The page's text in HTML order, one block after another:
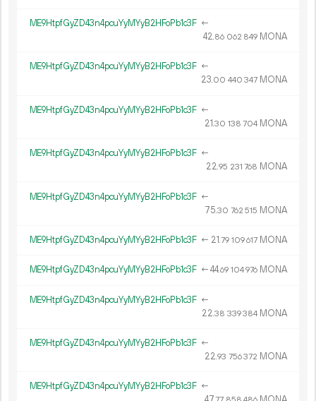
ME9HtpfGyZD43n4pcuYyMYyB2HFoPb1c3F ←
42.86 062 849 MONA
ME9HtpfGyZD43n4pcuYyMYyB2HFoPb1c3F ←
23.00 440 347 MONA
ME9HtpfGyZD43n4pcuYyMYyB2HFoPb1c3F ←
21.30 138 704 MONA
ME9HtpfGyZD43n4pcuYyMYyB2HFoPb1c3F ←
22.95 231 768 MONA
ME9HtpfGyZD43n4pcuYyMYyB2HFoPb1c3F ←
75.30 762 515 MONA
ME9HtpfGyZD43n4pcuYyMYyB2HFoPb1c3F ← 21.79 109617 MONA
ME9HtpfGyZD43n4pcuYyMYyB2HFoPb1c3F ←44.69 104976 MONA
ME9HtpfGyZD43n4pcuYyMYyB2HFoPb1c3F ←
22.38 339384 MONA
ME9HtpfGyZD43n4pcuYyMYyB2HFoPb1c3F ←
22.93 756372 MONA
ME9HtpfGyZD43n4pcuYyMYyB2HFoPb1c3F ←